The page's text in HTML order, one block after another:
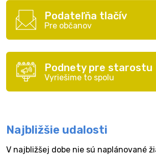
Podateľňa tlačív
Pre občanov
Podnety pre starostu
Vyriešime to spolu
Najbližšie udalosti
V najbližšej dobe nie sú naplánované